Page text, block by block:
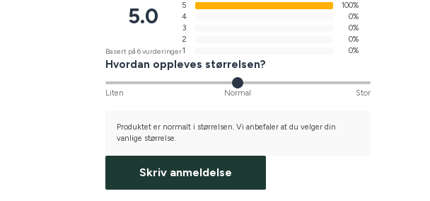
5.0
Basert på 6 vurderinger
5
100%
4
0%
3
0%
2
0%
1
0%
Hvordan oppleves størrelsen?
Liten Normal Stor
Produktet er normalt i størrelsen. Vi anbefaler at du velger din
vanlige størrelse.
Skriv anmeldelse